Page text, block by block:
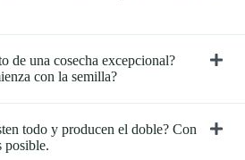
de una cosecha excepcional?
con la semilla?
todo y producen el doble? Con
posible.